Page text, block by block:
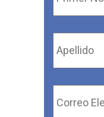
Apellido *
Correo
Electrónico